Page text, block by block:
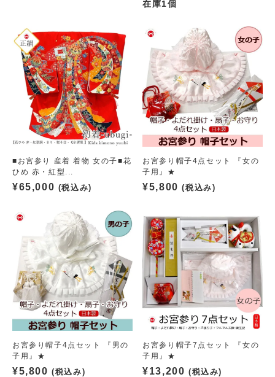
在庫1個
■お宮参り 産着 着物 女の子■花
ひめ 赤・紅型...
¥65,000 (税込み)
お宮参り帽子4点セット 『女の
子用』★
¥5,800 (税込み)
お宮参り帽子4点セット 『男の
子用』★
¥5,800 (税込み)
お宮参り帽子7点セット 『女の
子用』★
¥13,200 (税込み)